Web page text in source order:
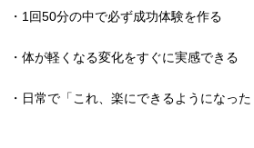
・1回50分の中で必ず成功体験を作る
・体が軽くなる変化をすぐに実感できる
・日常で「これ、楽にできるようになっ